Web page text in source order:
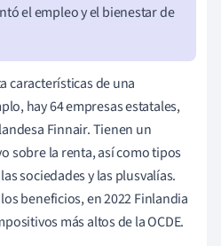
el empleo y el bienestar de
características de una
hay 64 empresas estatales,
Finnair. Tienen un
sobre la renta, así como tipos
sociedades y las plusvalías.
beneficios, en 2022 Finlandia
más altos de la OCDE.